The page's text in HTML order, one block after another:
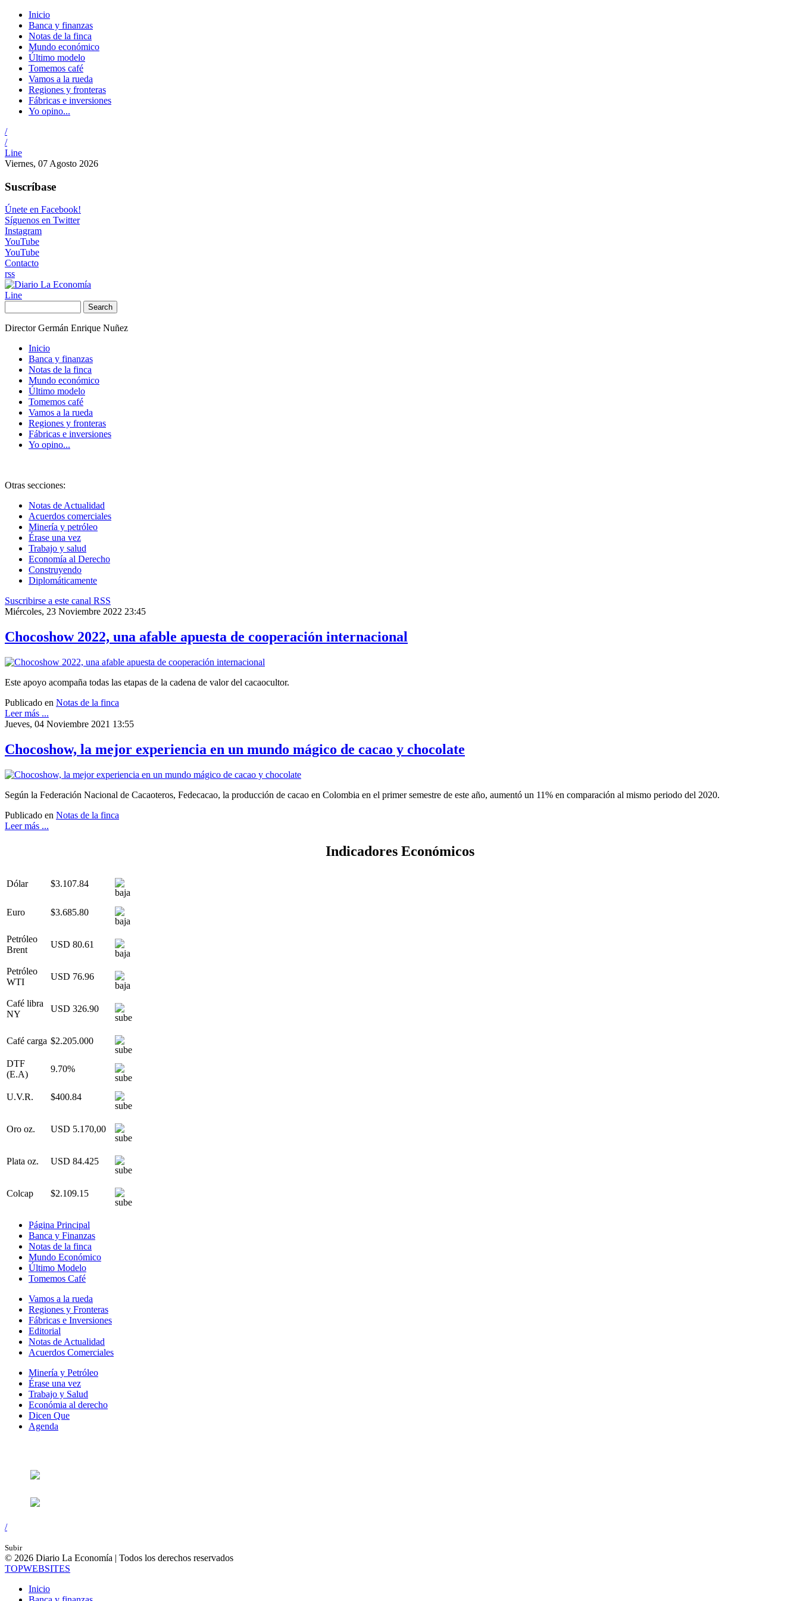
Inicio
Banca y finanzas
Notas de la finca
Mundo económico
Último modelo
Tomemos café
Vamos a la rueda
Regiones y fronteras
Fábricas e inversiones
Yo opino...
/
/
Line
Viernes, 07 Agosto 2026
Suscríbase
Únete en Facebook!
Síguenos en Twitter
Instagram
YouTube
YouTube
Contacto
rss
Line
Search
Director Germán Enrique Nuñez
Inicio
Banca y finanzas
Notas de la finca
Mundo económico
Último modelo
Tomemos café
Vamos a la rueda
Regiones y fronteras
Fábricas e inversiones
Yo opino...
Otras secciones:
Notas de Actualidad
Acuerdos comerciales
Minería y petróleo
Érase una vez
Trabajo y salud
Economía al Derecho
Construyendo
Diplomáticamente
Suscribirse a este canal RSS
Miércoles, 23 Noviembre 2022 23:45
Chocoshow 2022, una afable apuesta de cooperación internacional
Este apoyo acompaña todas las etapas de la cadena de valor del cacaocultor.
Publicado en Notas de la finca
Leer más ...
Jueves, 04 Noviembre 2021 13:55
Chocoshow, la mejor experiencia en un mundo mágico de cacao y chocolate
Según la Federación Nacional de Cacaoteros, Fedecacao, la producción de cacao en Colombia en el primer semestre de este año, aumentó un 11% en comparación al mismo periodo del 2020.
Publicado en Notas de la finca
Leer más ...
Indicadores Económicos
Dólar $3.107.84
Euro $3.685.80
Petróleo
Brent
USD 80.61
Petróleo
WTI
USD 76.96
Café libra
NY
USD 326.90
Café carga $2.205.000
DTF
(E.A)
9.70%
U.V.R. $400.84
Oro oz. USD 5.170,00
Plata oz. USD 84.425
Colcap $2.109.15
Página Principal
Banca y Finanzas
Notas de la finca
Mundo Económico
Último Modelo
Tomemos Café
Vamos a la rueda
Regiones y Fronteras
Fábricas e Inversiones
Editorial
Notas de Actualidad
Acuerdos Comerciales
Minería y Petróleo
Érase una vez
Trabajo y Salud
Económia al derecho
Dicen Que
Agenda
/
Subir
© 2026 Diario La Economía | Todos los derechos reservados
TOPWEBSITES
Inicio